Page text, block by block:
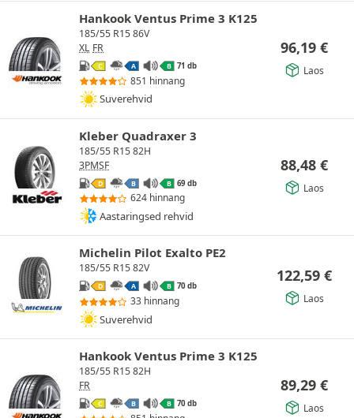
Hankook Ventus Prime 3 K125
185/55 R15 86V
XL FR
C A B 71 db
851 hinnang
Suverehvid
96,19 €
Laos
Kleber Quadraxer 3
185/55 R15 82H
3PMSF
D B B 69 db
624 hinnang
Aastaringsed rehvid
88,48 €
Laos
Michelin Pilot Exalto PE2
185/55 R15 82V
D A B 70 db
33 hinnang
Suverehvid
122,59 €
Laos
Hankook Ventus Prime 3 K125
185/55 R15 82H
FR
C B B 70 db
89,29 €
Laos